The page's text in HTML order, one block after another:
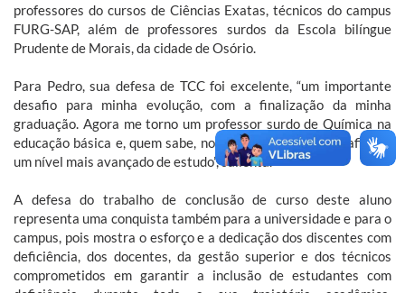
professores do cursos de Ciências Exatas, técnicos do campus
FURG-SAP, além de professores surdos da Escola bilíngue
Prudente de Morais, da cidade de Osório.
Para Pedro, sua defesa de TCC foi excelente, “um importante
desafio para minha evolução, com a finalização da minha
graduação. Agora me torno um professor surdo de Química na
educação básica e, quem sabe, no futuro continuo o desafio em
um nível mais avançado de estudo”, salienta.
A defesa do trabalho de conclusão de curso deste aluno
representa uma conquista também para a universidade e para o
campus, pois mostra o esforço e a dedicação dos discentes com
deficiência, dos docentes, da gestão superior e dos técnicos
comprometidos em garantir a inclusão de estudantes com